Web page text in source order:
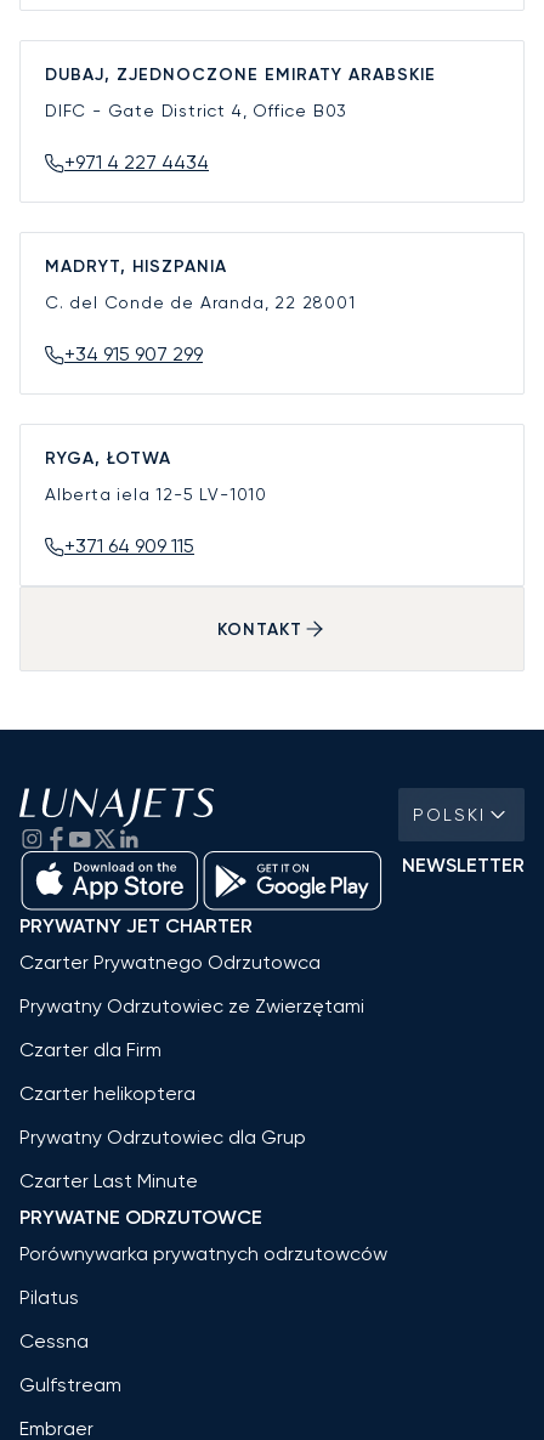
DUBAJ, ZJEDNOCZONE EMIRATY ARABSKIE
DIFC - Gate District 4, Office B03
+971 4 227 4434
MADRYT, HISZPANIA
C. del Conde de Aranda, 22 28001
+34 915 907 299
RYGA, ŁOTWA
Alberta iela 12-5 LV-1010
+371 64 909 115
KONTAKT
POLSKI
NEWSLETTER
PRYWATNY JET CHARTER
Czarter Prywatnego Odrzutowca
Prywatny Odrzutowiec ze Zwierzętami
Czarter dla Firm
Czarter helikoptera
Prywatny Odrzutowiec dla Grup
Czarter Last Minute
PRYWATNE ODRZUTOWCE
Porównywarka prywatnych odrzutowców
Pilatus
Cessna
Gulfstream
Embraer